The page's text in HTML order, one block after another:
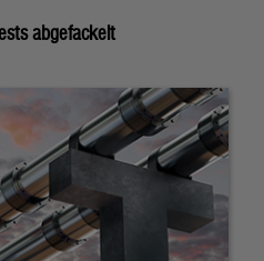
abgefackelt